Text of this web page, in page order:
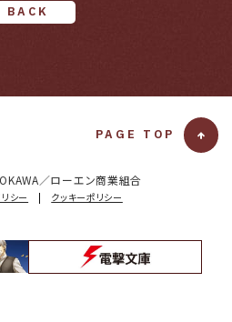
BACK
PAGE TOP
／ローエン商業組合
シー | クッキーポリシー